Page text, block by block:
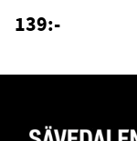
139:-